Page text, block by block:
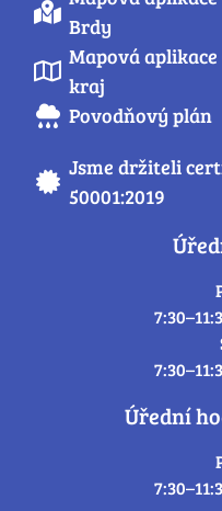
Brdy
Mapová aplikace
kraj
Povodňový plán
Jsme držiteli
50001:2019
Úřední